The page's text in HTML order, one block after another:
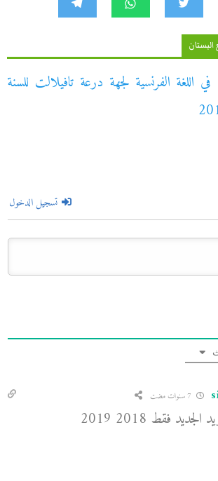
اللغة الفرنسية لجهة درعة تافيلالت للسنة
تسجيل الدخول
فقط 2018 2019